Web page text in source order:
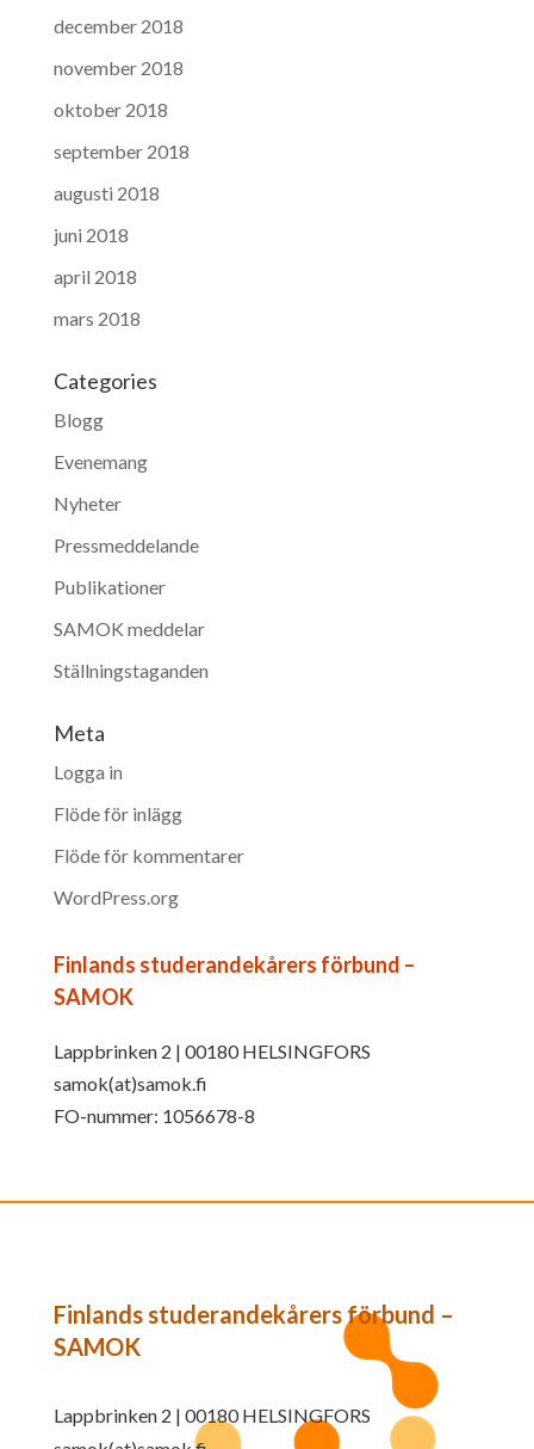
december 2018
november 2018
oktober 2018
september 2018
augusti 2018
juni 2018
april 2018
mars 2018
Categories
Blogg
Evenemang
Nyheter
Pressmeddelande
Publikationer
SAMOK meddelar
Ställningstaganden
Meta
Logga in
Flöde för inlägg
Flöde för kommentarer
WordPress.org
Finlands studerandekårers förbund –
SAMOK
Lappbrinken 2 | 00180 HELSINGFORS
samok(at)samok.fi
FO-nummer: 1056678-8
Finlands studerandekårers förbund –
SAMOK
Lappbrinken 2 | 00180 HELSINGFORS